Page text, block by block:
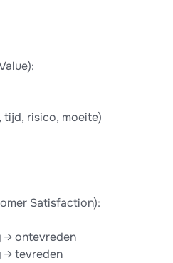
tijd, risico, moeite)
Satisfaction):
→ ontevreden
→ tevreden